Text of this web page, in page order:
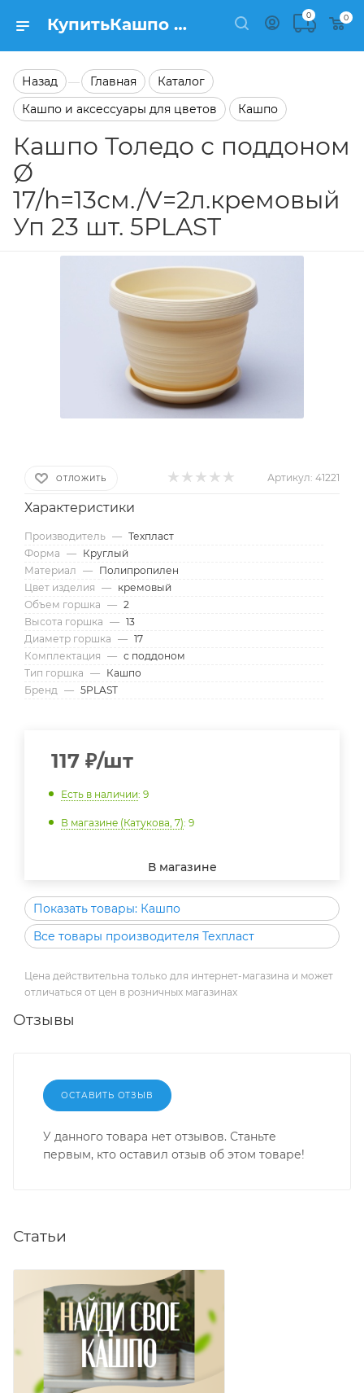
КупитьКашпо Толедо с поддоном Ø 17/h=13см./V=2л.кремовый Уп 23 шт. 5PLAST в каталоге Кашпо Заказать Кашпо Толедо с поддоном Ø 17/h=13см./V=2л.кремовый Уп 23 шт. 5PLAST в каталоге Кашпо на сайте Semfart.ru 0
0
Назад — Главная
Каталог
Кашпо и аксессуары для цветов
Кашпо
Кашпо Толедо с поддоном
Ø
17/h=13см./V=2л.кремовый
Уп 23 шт. 5PLAST
ОТЛОЖИТЬ Артикул: 41221
Характеристики
Производитель — Техпласт
Форма — Круглый
Материал — Полипропилен
Цвет изделия — кремовый
Объем горшка — 2
Высота горшка — 13
Диаметр горшка — 17
Комплектация — с поддоном
Тип горшка — Кашпо
Бренд — 5PLAST
117 ₽/шт
Есть в наличии: 9
В магазине (Катукова, 7): 9
В магазине
Показать товары: Кашпо
Все товары производителя Техпласт
Цена действительна только для интернет-магазина и может
отличаться от цен в розничных магазинах
Отзывы
ОСТАВИТЬ ОТЗЫВ
У данного товара нет отзывов. Станьте
первым, кто оставил отзыв об этом товаре!
Статьи